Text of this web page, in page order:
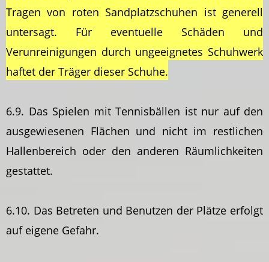
Tragen von roten Sandplatzschuhen ist generell
untersagt. Für eventuelle Schäden und
Verunreinigungen durch ungeeignetes Schuhwerk
haftet der Träger dieser Schuhe.
6.9. Das Spielen mit Tennisbällen ist nur auf den
ausgewiesenen Flächen und nicht im restlichen
Hallenbereich oder den anderen Räumlichkeiten
gestattet.
6.10. Das Betreten und Benutzen der Plätze erfolgt
auf eigene Gefahr.